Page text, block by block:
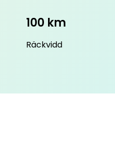
100 km
Räckvidd